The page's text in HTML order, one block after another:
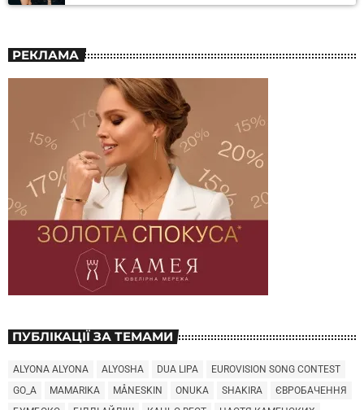
РЕКЛАМА
ПУБЛІКАЦІЇ ЗА ТЕМАМИ
ALYONA ALYONA ALYOSHA DUA LIPA
EUROVISION SONG CONTEST
GO_A
MAMARIKA MÅNESKIN ONUKA SHAKIRA
ЄВРОБАЧЕННЯ